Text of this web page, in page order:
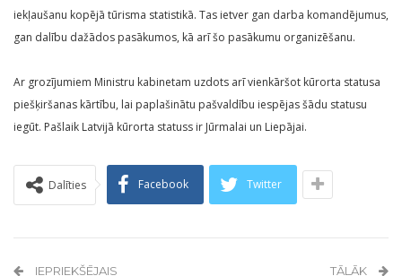
iekļaušanu kopējā tūrisma statistikā. Tas ietver gan darba komandējumus,
gan dalību dažādos pasākumos, kā arī šo pasākumu organizēšanu.
Ar grozījumiem Ministru kabinetam uzdots arī vienkāršot kūrorta statusa
piešķiršanas kārtību, lai paplašinātu pašvaldību iespējas šādu statusu
iegūt. Pašlaik Latvijā kūrorta statuss ir Jūrmalai un Liepājai.
Dalīties Facebook Twitter
IEPRIEKŠĒJAIS TĀLĀK